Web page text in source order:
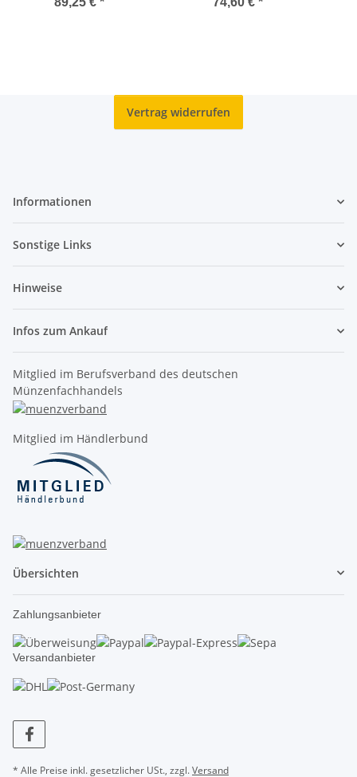
Vertrag widerrufen
Informationen
Sonstige Links
Hinweise
Infos zum Ankauf
Mitglied im Berufsverband des deutschen
Münzenfachhandels
Mitglied im Händlerbund
Übersichten
Zahlungsanbieter
Versandanbieter
* Alle Preise inkl. gesetzlicher USt., zzgl.Versand